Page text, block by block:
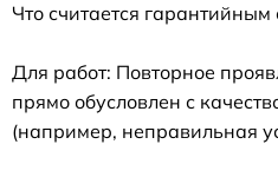
Что считается гарантийным
Для работ: Повторное
прямо обусловлен с
(например, неправильная